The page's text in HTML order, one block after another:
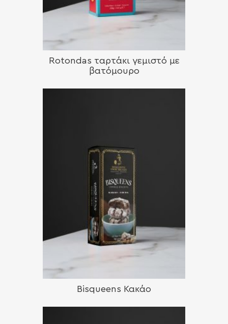
Rotondas ταρτάκι γεμιστό με
βατόμουρο
Bisqueens Κακάο